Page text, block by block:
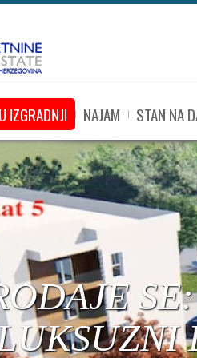
IZGRADNJI NAJAM STAN NA
SE: